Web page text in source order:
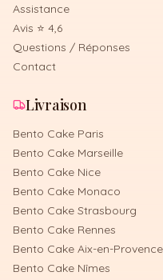
Assistance
Avis ⭐ 4,6
Questions / Réponses
Contact
Livraison
Bento Cake Paris
Bento Cake Marseille
Bento Cake Nice
Bento Cake Monaco
Bento Cake Strasbourg
Bento Cake Rennes
Bento Cake Aix-en-Provence
Bento Cake Nîmes